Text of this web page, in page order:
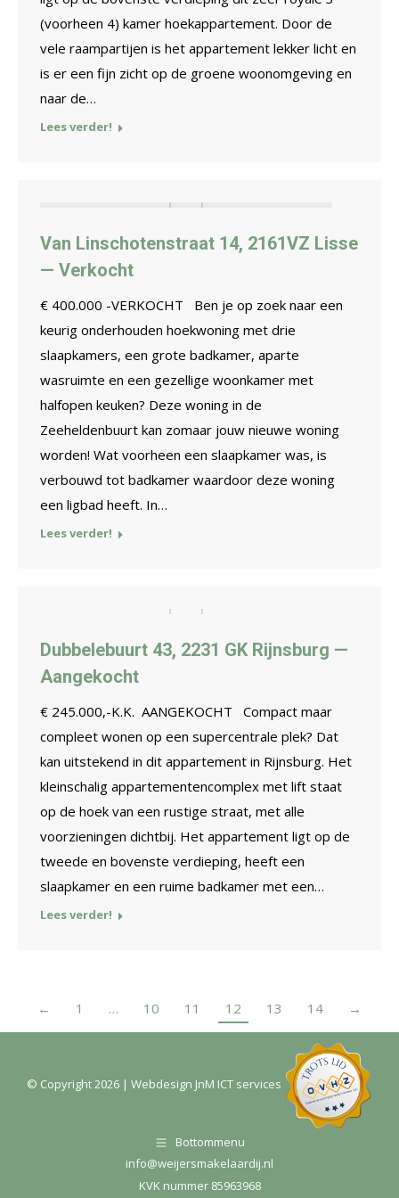
(voorheen 4) kamer hoekappartement. Door de
vele raampartijen is het appartement lekker licht en
is er een fijn zicht op de groene woonomgeving en
naar de…
Lees verder!
Van Linschotenstraat 14, 2161VZ Lisse
— Verkocht
€ 400.000 -VERKOCHT Ben je op zoek naar een
keurig onderhouden hoekwoning met drie
slaapkamers, een grote badkamer, aparte
wasruimte en een gezellige woonkamer met
halfopen keuken? Deze woning in de
Zeeheldenbuurt kan zomaar jouw nieuwe woning
worden! Wat voorheen een slaapkamer was, is
verbouwd tot badkamer waardoor deze woning
een ligbad heeft. In…
Lees verder!
Dubbelebuurt 43, 2231 GK Rijnsburg —
Aangekocht
€ 245.000,-K.K. AANGEKOCHT Compact maar
compleet wonen op een supercentrale plek? Dat
kan uitstekend in dit appartement in Rijnsburg. Het
kleinschalig appartementencomplex met lift staat
op de hoek van een rustige straat, met alle
voorzieningen dichtbij. Het appartement ligt op de
tweede en bovenste verdieping, heeft een
slaapkamer en een ruime badkamer met een…
Lees verder!
← 1 … 10 11 12 13 14 →
© Copyright2026| Webdesign JnM ICT services
Bottommenu
info@weijersmakelaardij.nl
KVK nummer 85963968